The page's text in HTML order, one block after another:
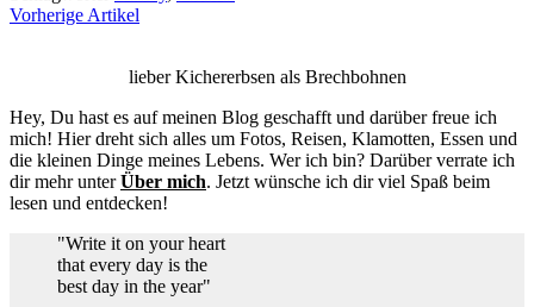
Vorherige Artikel
lieber Kichererbsen als Brechbohnen
Hey, Du hast es auf meinen Blog geschafft und darüber freue ich
mich! Hier dreht sich alles um Fotos, Reisen, Klamotten, Essen und
die kleinen Dinge meines Lebens. Wer ich bin? Darüber verrate ich
dir mehr unterÜber mich. Jetzt wünsche ich dir viel Spaß beim
lesen und entdecken!
"Write it on your heart
that every day is the
best day in the year"